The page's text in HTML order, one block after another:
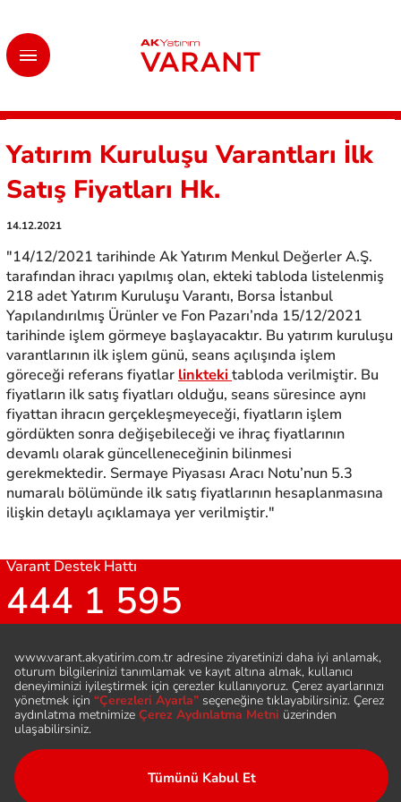
Yatırım Kuruluşu Varantları İlk
Satış Fiyatları Hk.
14.12.2021
"14/12/2021 tarihinde Ak Yatırım Menkul Değerler A.Ş.
tarafından ihracı yapılmış olan, ekteki tabloda listelenmiş
218 adet Yatırım Kuruluşu Varantı, Borsa İstanbul
Yapılandırılmış Ürünler ve Fon Pazarı’nda 15/12/2021
tarihinde işlem görmeye başlayacaktır. Bu yatırım kuruluşu
varantlarının ilk işlem günü, seans açılışında işlem
göreceği referans fiyatlar linktekitabloda verilmiştir. Bu
fiyatların ilk satış fiyatları olduğu, seans süresince aynı
fiyattan ihracın gerçekleşmeyeceği, fiyatların işlem
gördükten sonra değişebileceği ve ihraç fiyatlarının
devamlı olarak güncelleneceğinin bilinmesi
gerekmektedir. Sermaye Piyasası Aracı Notu’nun 5.3
numaralı bölümünde ilk satış fiyatlarının hesaplanmasına
ilişkin detaylı açıklamaya yer verilmiştir."
Varant Destek Hattı
444 1 595
Bizi Takip Edin
Hesap Aç
Şubeler ve İletişim
Varant Nedir
Varant Broşürü
Sıkça Sorulan Sorular
Çerez Aydınlatma Metni
KVKK Aydınlatma Metni